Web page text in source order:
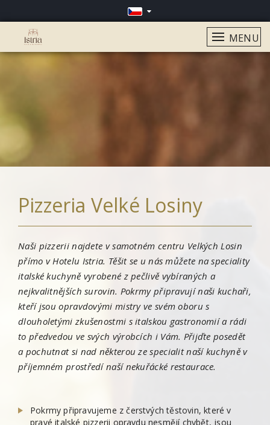
MENU
Pizzeria Velké Losiny
Naši pizzerii najdete v samotném centru Velkých Losin
přímo v Hotelu Istria. Těšit se u nás můžete na speciality
italské kuchyně vyrobené z pečlivě vybíraných a
nejkvalitnějších surovin. Pokrmy připravují naši kuchaři,
kteří jsou opravdovými mistry ve svém oboru s
dlouholetými zkušenostmi s italskou gastronomií a rádi
to předvedou ve svých výrobcích i Vám. Přijďte posedět
a pochutnat si nad některou ze specialit naší kuchyně v
příjemném prostředí naší nekuřácké restaurace.
Pokrmy připravujeme z čerstvých těstovin, které v
pravé italské pizzerii opravdu nesmějí chybět, jsou